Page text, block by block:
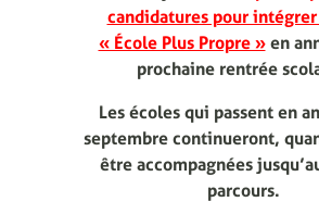
candidatures pour
« École Plus Propre »en
prochaine rentrée
Les écoles qui passent en
septembre continueront,
être accompagnées
parcours.